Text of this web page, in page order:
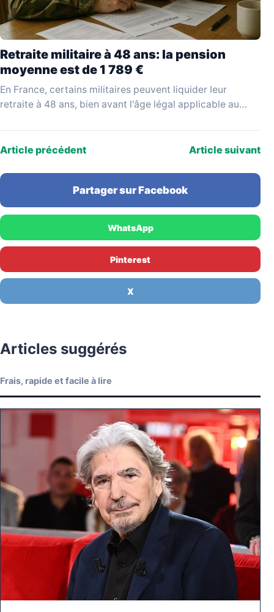
Retraite militaire à 48 ans: la pension
moyenne est de 1 789 €
En France, certains militaires peuvent liquider leur
retraite à 48 ans, bien avant l'âge légal applicable au
Article précédent Article suivant
Partager sur Facebook
WhatsApp
Pinterest
X
Articles suggérés
Frais, rapide et facile à lire